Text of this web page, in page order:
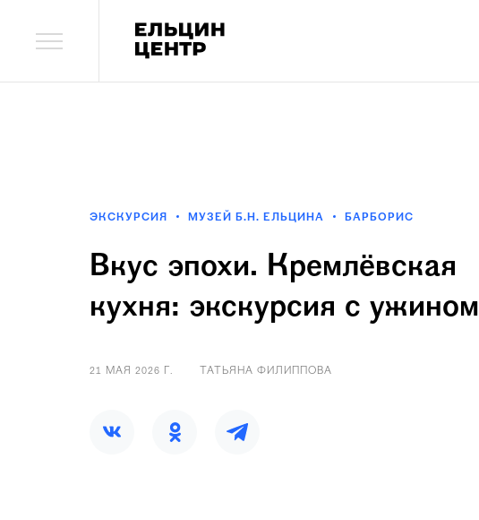
ЭКСКУРСИЯ МУЗЕЙ Б.Н. ЕЛЬЦИНА БАРБОРИС
Вкус эпохи. Кремлёвская
кухня: экскурсия с ужином
21 МАЯ 2026 Г. ТАТЬЯНА ФИЛИППОВА